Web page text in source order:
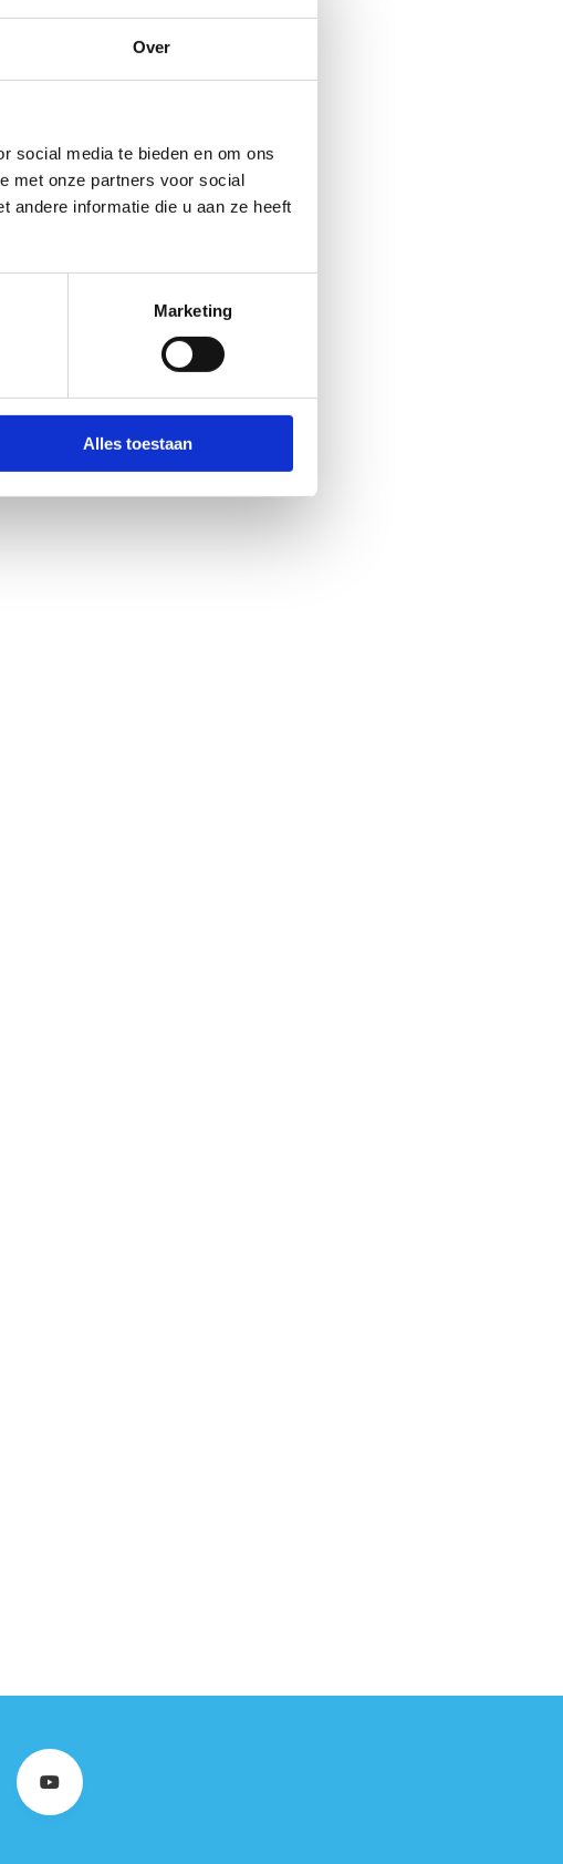
Over
social media te bieden en om ons
met onze partners voor social
andere informatie die u aan ze heeft
Marketing
Alles toestaan